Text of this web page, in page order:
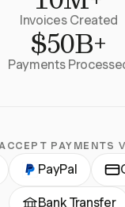
Invoices Created
$50B+
Payments
PAYMENTS
PayPal
Bank Transfer